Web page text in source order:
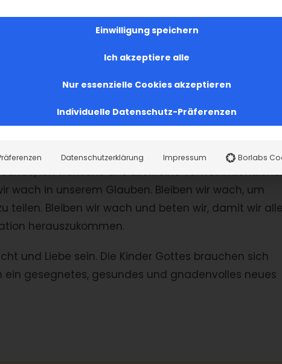
von dem Weg zu unserem Herrn abweichen
uns Gelassenheit. Und sie ermöglicht uns dafür
ein Gegeneinander, sondern Miteinander erleben.
dass Not und Bedrängnis besiegt werden können.
auf Gott – schon.
befreit und hilft uns nicht zu vergessen
solche Opfer gefallen Gott“ (
ich wünsche uns allen eine vorweihnachtliche
wach in unserem Glauben. Bleiben wir wach, um
teilen. Bleiben wir wach und beten wir, damit wir
herauszukommen.
und Liebe sein. Die Kinder Gottes brauchen sich
gesegnetes, gesundes und gnadenvolles neues
Einwilligung speichern
Ich akzeptiere alle
Nur essenzielle Cookies akzeptieren
Individuelle Datenschutz-Präferenzen
Datenschutzerklärung Impressum Borlabs